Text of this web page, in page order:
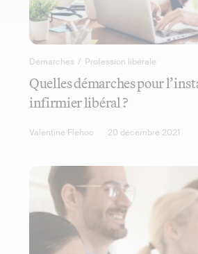
Démarches / Profession libérale
Quelles démarches pour
infirmier libéral ?
Valentine Flehoc 20 décembre 2021